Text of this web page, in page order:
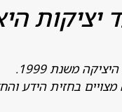
יציקות
משנת 1999.
בחזית הידע